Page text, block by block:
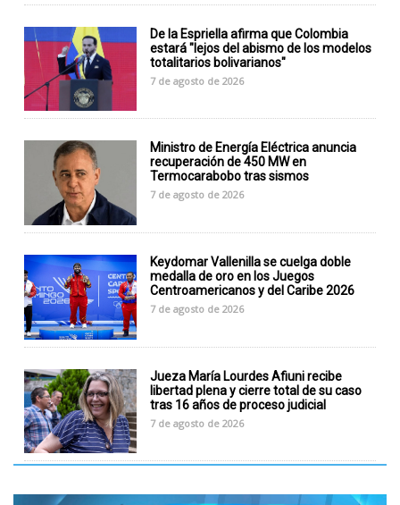
De la Espriella afirma que Colombia
estará "lejos del abismo de los modelos
totalitarios bolivarianos"
7 de agosto de 2026
Ministro de Energía Eléctrica anuncia
recuperación de 450 MW en
Termocarabobo tras sismos
7 de agosto de 2026
Keydomar Vallenilla se cuelga doble
medalla de oro en los Juegos
Centroamericanos y del Caribe 2026
7 de agosto de 2026
Jueza María Lourdes Afiuni recibe
libertad plena y cierre total de su caso
tras 16 años de proceso judicial
7 de agosto de 2026